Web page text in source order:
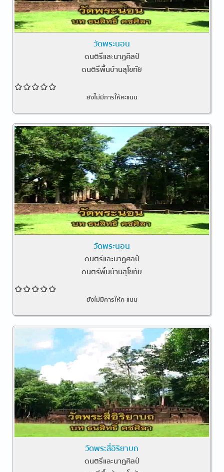
วัดพระนอน
ดนตรีและนาฏศิลป์
ดนตรีพื้นบ้านสุโขทัย
ยังไม่มีการให้คะแนน
วัดพระนอน
ดนตรีและนาฏศิลป์
ดนตรีพื้นบ้านสุโขทัย
ยังไม่มีการให้คะแนน
วัดพระสี่อิริยาบถ
ดนตรีและนาฏศิลป์